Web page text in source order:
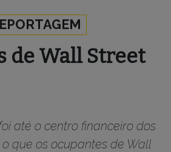
de Wall Street
até o centro financeiro dos
que os ocupantes de Wall